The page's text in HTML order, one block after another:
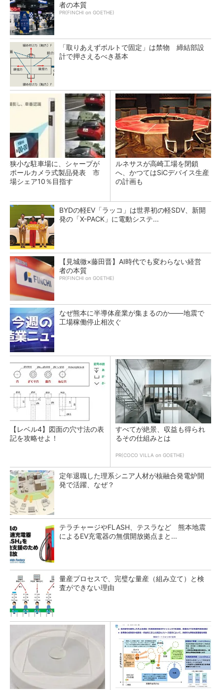
者の本質
PR(FINCHI on GOETHE)
「取りあえずボルトで固定」は禁物 締結部設
計で押さえるべき基本
狭小な駐車場に、シャープが
ポールカメラ式製品発表 市
場シェア10％目指す
ルネサスが高崎工場を閉鎖
へ、かつてはSiCデバイス生産
の計画も
BYDの軽EV「ラッコ」は世界初の軽SDV、新開
発の「X-PACK」に電動システ...
【見城徹×藤田晋】AI時代でも変わらない経営
者の本質
PR(FINCHI on GOETHE)
なぜ熊本に半導体産業が集まるのか――地震で
工場稼働停止相次ぐ
【レベル4】図面の穴寸法の表
記を攻略せよ！
すべてが絶景、収益も得られ
るその仕組みとは
PR(COCO VILLA on GOETHE)
定年退職した理系シニア人材が核融合発電炉開
発で活躍、なぜ？
テラチャージやFLASH、テスラなど 熊本地震
によるEV充電器の無償開放拠点まと...
量産プロセスで、完璧な量産（組み立て）と検
査ができない理由